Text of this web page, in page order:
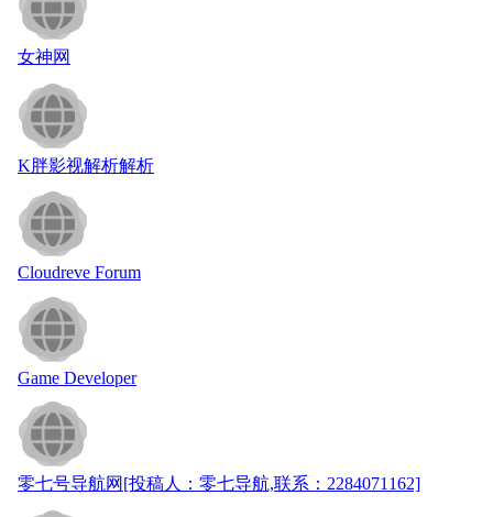
女神网
K胖影视解析解析
Cloudreve Forum
Game Developer
零七号导航网[投稿人：零七导航,联系：2284071162]